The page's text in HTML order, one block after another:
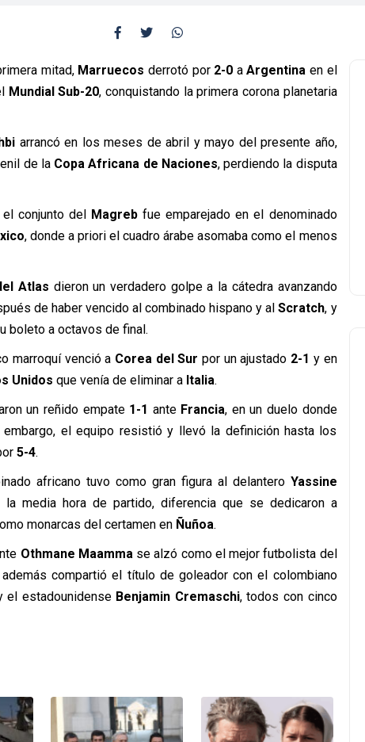
mitad, Marruecos derrotó por 2-0 aArgentina en el
Mundial Sub-20, conquistando la primera corona planetaria
arrancó en los meses de abril y mayo del presente año,
de la Copa Africana de Naciones, perdiendo la disputa
conjunto del Magreb fue emparejado en el denominado
, donde a priori el cuadro árabe asomaba como el menos
Atlas dieron un verdadero golpe a la cátedra avanzando
de haber vencido al combinado hispano y alScratch, y
boleto a octavos de final.
marroquí venció a Corea del Sur por un ajustado 2-1 y en
Unidos que venía de eliminar a Italia.
un reñido empate 1-1 ante Francia, en un duelo donde
el equipo resistió y llevó la definición hasta los
5-4.
africano tuvo como gran figura al delantero Yassine
media hora de partido, diferencia que se dedicaron a
monarcas del certamen en Ñuñoa.
Othmane Maammase alzó como el mejor futbolista del
compartió el título de goleador con el colombiano
el estadounidense Benjamin Cremaschi, todos con cinco